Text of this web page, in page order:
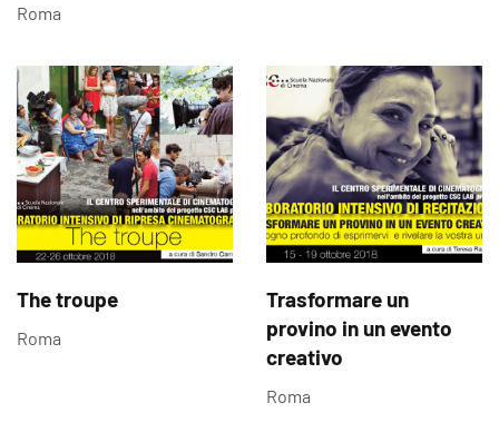
Roma
The troupe
Roma
Trasformare un
provino in un evento
creativo
Roma